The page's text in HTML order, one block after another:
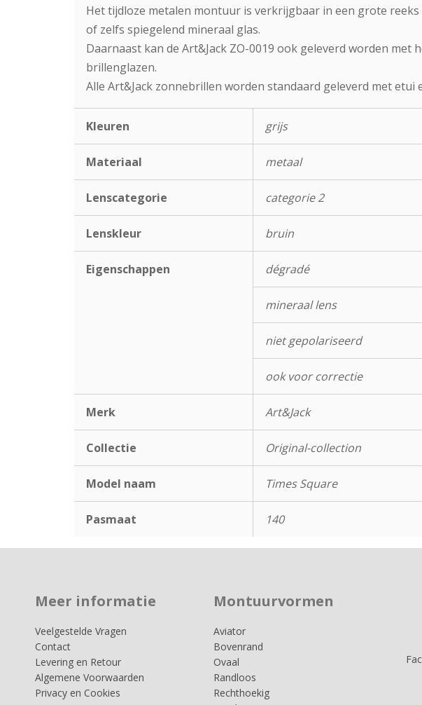
Het tijdloze metalen montuur is verkrijgbaar in een grote
of zelfs spiegelend mineraal glas.
Daarnaast kan de Art&Jack ZO-0019 ook geleverd worden
brillenglazen.
Alle Art&Jack zonnebrillen worden standaard geleverd met etui
Kleuren grijs
Materiaal metaal
Lenscategorie categorie 2
Lenskleur bruin
Eigenschappen dégradé
mineraal lens
niet gepolariseerd
ook voor correctie
Merk Art&Jack
Collectie Original-collection
Model naam Times Square
Pasmaat 140
Meer informatie
Veelgestelde Vragen
Contact
Levering en Retour
Algemene Voorwaarden
Privacy en Cookies
Montuurvormen
Aviator
Bovenrand
Ovaal
Randloos
Rechthoekig